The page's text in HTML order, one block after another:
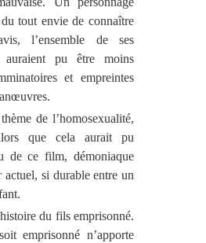
du tout envie de connaître
l’ensemble de ses
auraient pu être moins
et empreintes
de l’homosexualité,
que cela aurait pu
de ce film, démoniaque
si durable entre un
du fils emprisonné.
emprisonné n’apporte